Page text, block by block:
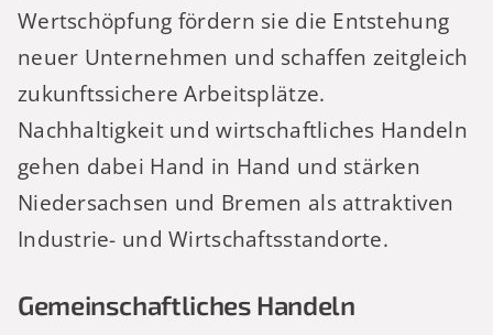
Wertschöpfung fördern sie die Entstehung
neuer Unternehmen und schaffen zeitgleich
zukunftssichere Arbeitsplätze.
Nachhaltigkeit und wirtschaftliches Handeln
gehen dabei Hand in Hand und stärken
Niedersachsen und Bremen als attraktiven
Industrie- und Wirtschaftsstandorte.
Gemeinschaftliches Handeln